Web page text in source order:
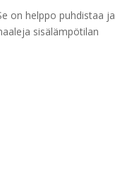
on helppo puhdistaa ja
sisälämpötilan